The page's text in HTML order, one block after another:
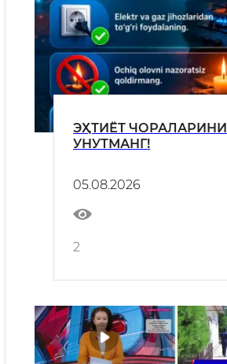
ЭҲТИЁТ ЧОРАЛАРИНИ
УНУТМАНГ!
05.08.2026
2